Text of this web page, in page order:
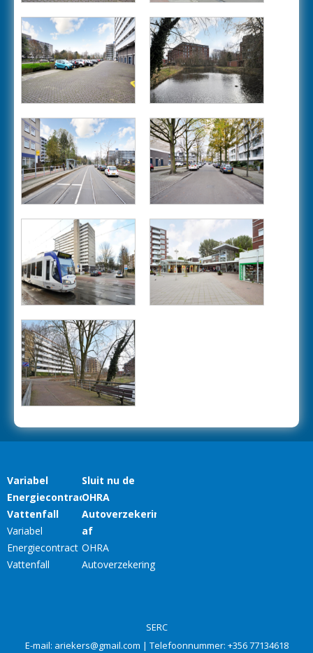
SERC
E-mail: ariekers@gmail.com | Telefoonnummer: +356 77134618